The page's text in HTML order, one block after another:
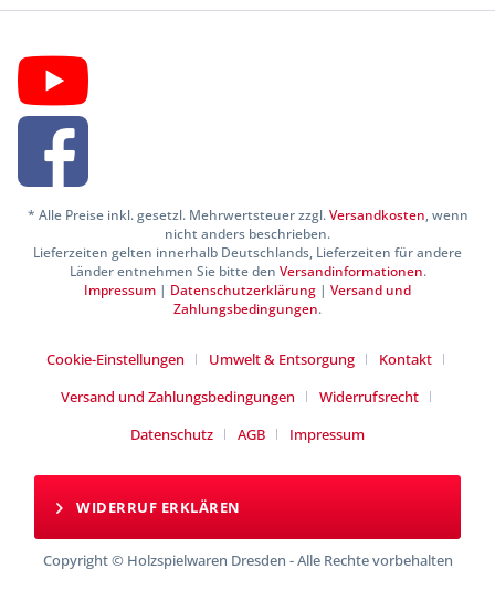
* Alle Preise inkl. gesetzl. Mehrwertsteuer zzgl.Versandkosten, wenn
nicht anders beschrieben.
Lieferzeiten gelten innerhalb Deutschlands, Lieferzeiten für andere
Länder entnehmen Sie bitte den Versandinformationen.
Impressum | Datenschutzerklärung | Versand und
Zahlungsbedingungen.
Cookie-Einstellungen Umwelt & Entsorgung
Kontakt
Versand und Zahlungsbedingungen
Widerrufsrecht
Datenschutz
AGB Impressum
WIDERRUF ERKLÄREN
Copyright © Holzspielwaren Dresden - Alle Rechte vorbehalten